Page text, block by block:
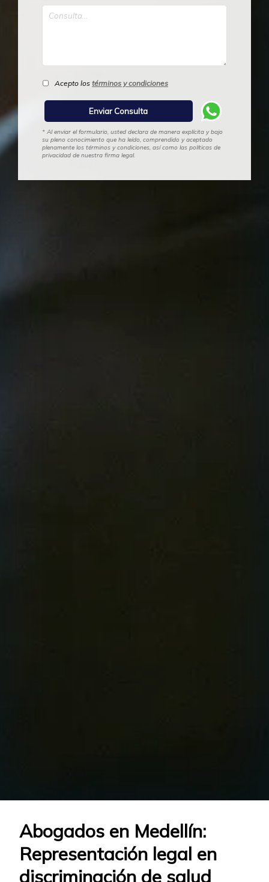
Acepto los términos y condiciones
* Al enviar el formulario, usted declara de manera explícita y bajo
su pleno conocimiento que ha leído, comprendido y aceptado
plenamente los términos y condiciones, así como las políticas de
privacidad de nuestra firma legal.
Abogados en Medellín:
Representación legal en
discriminación de salud